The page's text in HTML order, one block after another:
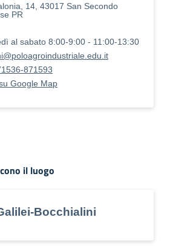
14, 43017 San Secondo
PR
al sabato 8:00-9:00 - 11:00-13:30
871593
Google Map
il luogo
Bocchialini